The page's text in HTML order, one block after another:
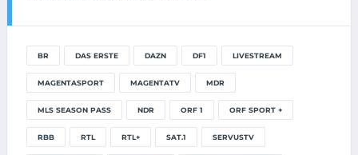
BR DAS ERSTE DAZN DF1 LIVESTREAM
MAGENTASPORT MAGENTATV MDR
MLS SEASON PASS NDR ORF 1 ORF SPORT +
RBB RTL RTL+ SAT.1 SERVUSTV